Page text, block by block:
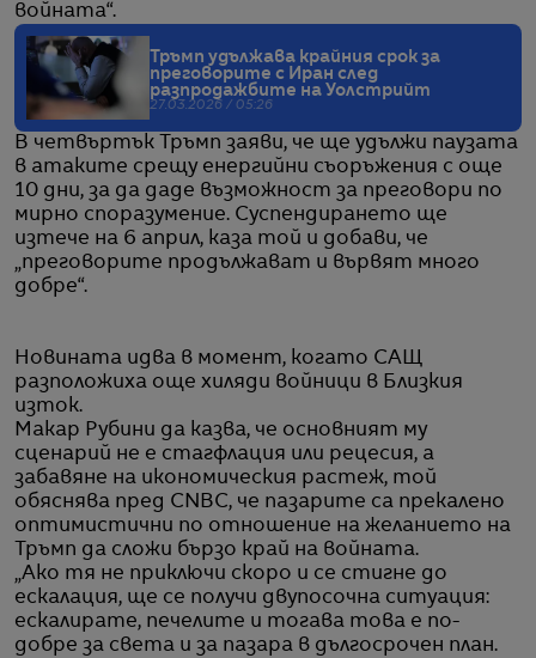
войната“.
Тръмп удължава крайния срок за
преговорите с Иран след
разпродажбите на Уолстрийт
27.03.2026 / 05:26
В четвъртък Тръмп заяви, че ще удължи паузата
в атаките срещу енергийни съоръжения с още
10 дни, за да даде възможност за преговори по
мирно споразумение. Суспендирането ще
изтече на 6 април, каза той и добави, че
„преговорите продължават и вървят много
добре“.
Новината идва в момент, когато САЩ
разположиха още хиляди войници в Близкия
изток.
Макар Рубини да казва, че основният му
сценарий не е стагфлация или рецесия, а
забавяне на икономическия растеж, той
обяснява пред CNBC, че пазарите са прекалено
оптимистични по отношение на желанието на
Тръмп да сложи бързо край на войната.
„Ако тя не приключи скоро и се стигне до
ескалация, ще се получи двупосочна ситуация:
ескалирате, печелите и тогава това е по-
добре за света и за пазара в дългосрочен план.